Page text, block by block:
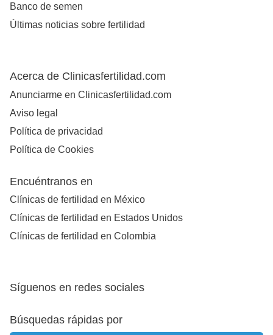
Banco de semen
Últimas noticias sobre fertilidad
Acerca de Clinicasfertilidad.com
Anunciarme en Clinicasfertilidad.com
Aviso legal
Política de privacidad
Política de Cookies
Encuéntranos en
Clínicas de fertilidad en México
Clínicas de fertilidad en Estados Unidos
Clínicas de fertilidad en Colombia
Síguenos en redes sociales
Búsquedas rápidas por